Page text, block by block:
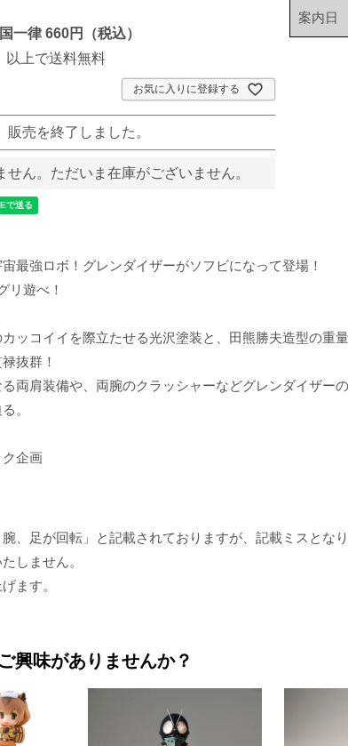
一律 660円（税込）
以上で送料無料
お気に入りに登録する
販売を終了しました。
せん。ただいま在庫がございません。
案内日
最強ロボ！グレンダイザーがソフビになって登場！
リ遊べ！
ッコイイを際立たせる光沢塗装と、田熊勝夫造型の重
抜群！
両肩装備や、両腕のクラッシャーなどグレンダイザー
。
企画
、足が回転」と記載されておりますが、記載ミスとな
しません。
ます。
興味がありませんか？